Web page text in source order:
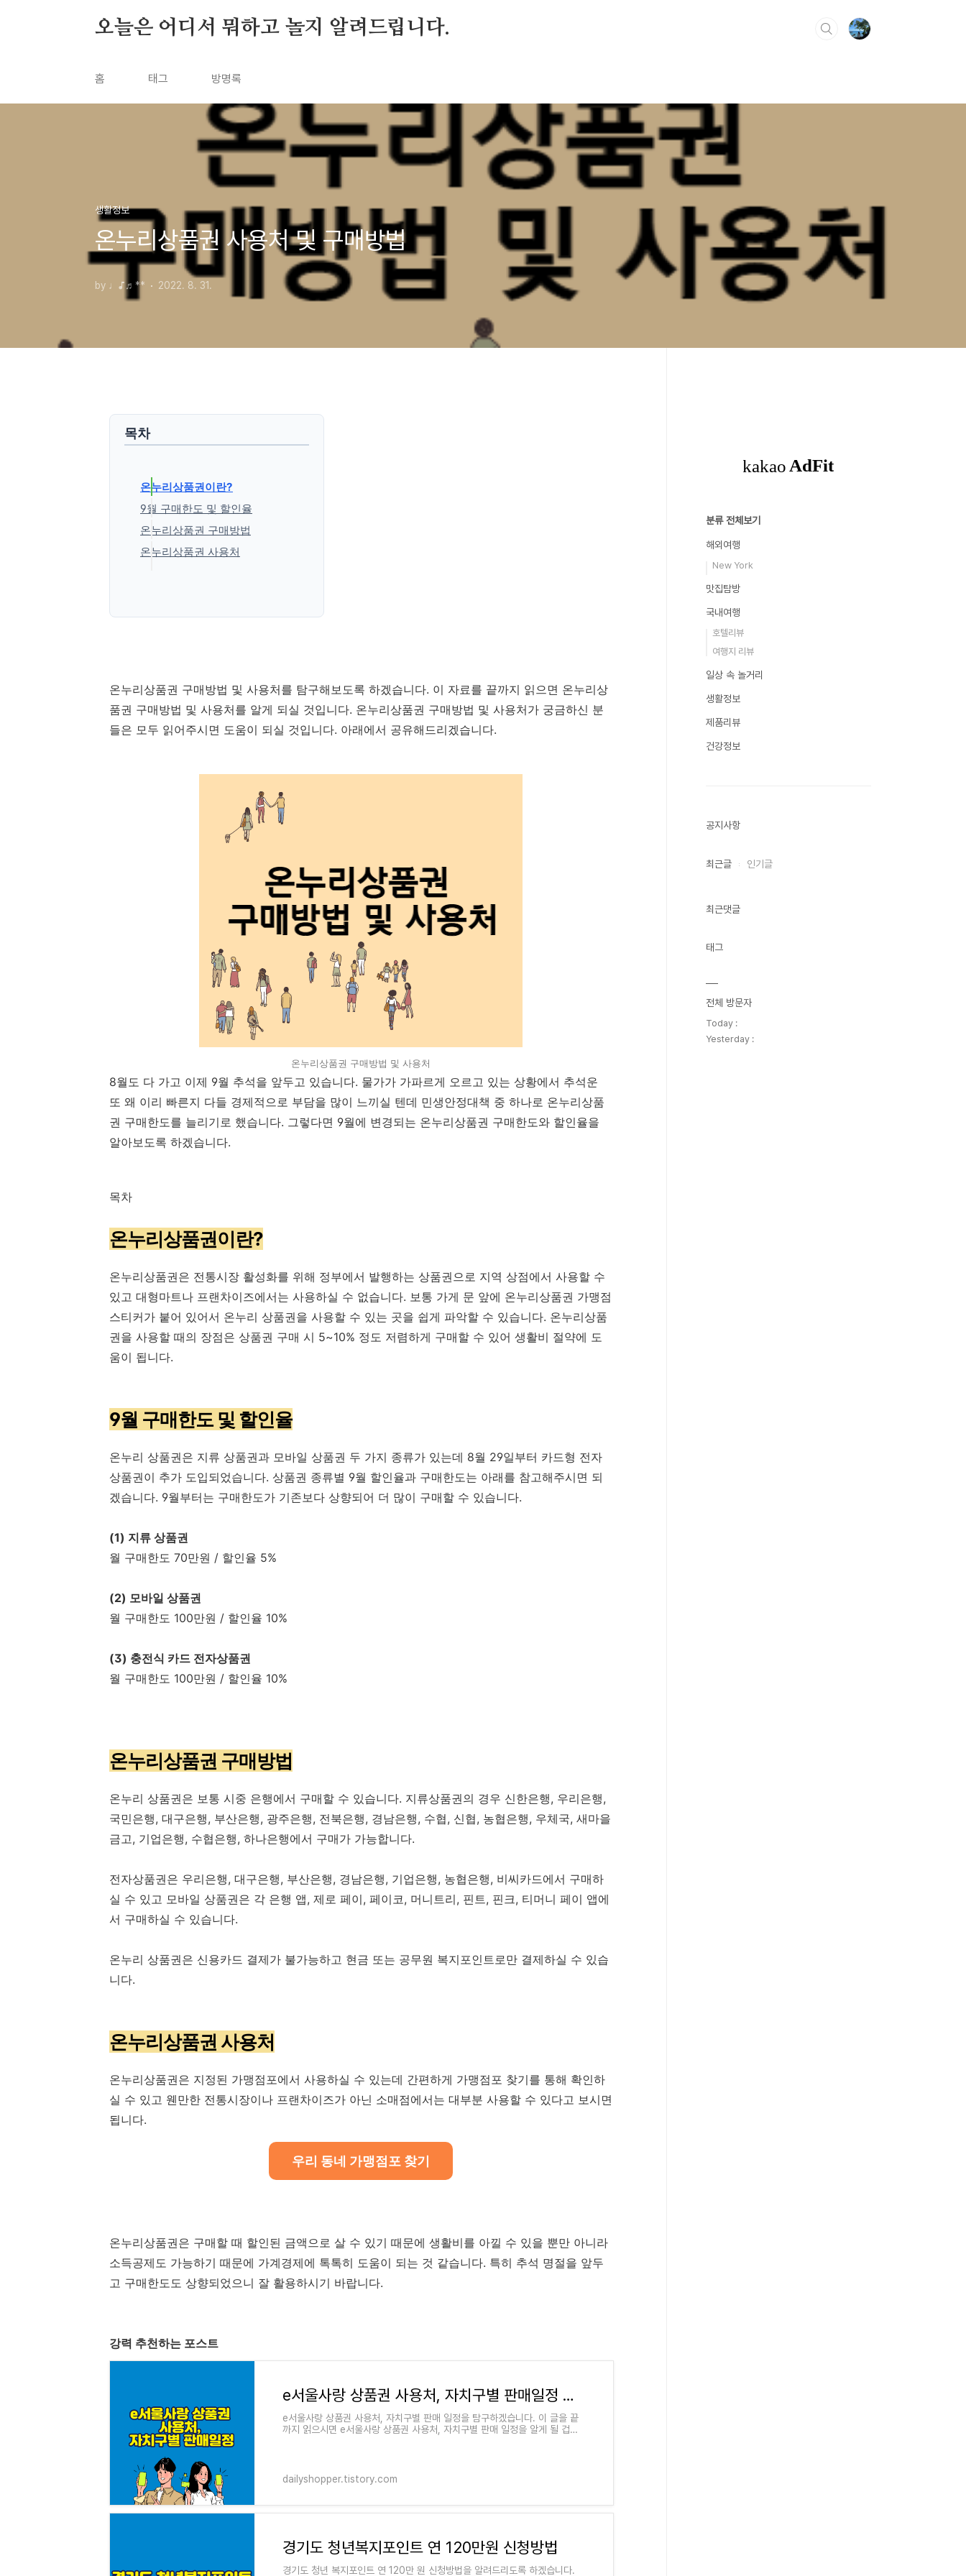
오늘은 어디서 뭐하고 놀지 알려드립니다.
홈 태그 방명록
생활정보
온누리상품권 사용처 및 구매방법
by ♩♪♬** 2022. 8. 31.
목차
온누리상품권이란?
9월 구매한도 및 할인율
온누리상품권 구매방법
온누리상품권 사용처
온누리상품권 구매방법 및 사용처를 탐구해보도록 하겠습니다. 이 자료를 끝까지 읽으면 온누리상
품권 구매방법 및 사용처를 알게 되실 것입니다. 온누리상품권 구매방법 및 사용처가 궁금하신 분
들은 모두 읽어주시면 도움이 되실 것입니다. 아래에서 공유해드리겠습니다.
온누리상품권 구매방법 및 사용처
8월도 다 가고 이제 9월 추석을 앞두고 있습니다. 물가가 가파르게 오르고 있는 상황에서 추석운
또 왜 이리 빠른지 다들 경제적으로 부담을 많이 느끼실 텐데 민생안정대책 중 하나로 온누리상품
권 구매한도를 늘리기로 했습니다. 그렇다면 9월에 변경되는 온누리상품권 구매한도와 할인율을
알아보도록 하겠습니다.
목차
온누리상품권이란?
온누리상품권은 전통시장 활성화를 위해 정부에서 발행하는 상품권으로 지역 상점에서 사용할 수
있고 대형마트나 프랜차이즈에서는 사용하실 수 없습니다. 보통 가게 문 앞에 온누리상품권 가맹점
스티커가 붙어 있어서 온누리 상품권을 사용할 수 있는 곳을 쉽게 파악할 수 있습니다. 온누리상품
권을 사용할 때의 장점은 상품권 구매 시 5~10% 정도 저렴하게 구매할 수 있어 생활비 절약에 도
움이 됩니다.
9월 구매한도 및 할인율
온누리 상품권은 지류 상품권과 모바일 상품권 두 가지 종류가 있는데 8월 29일부터 카드형 전자
상품권이 추가 도입되었습니다. 상품권 종류별 9월 할인율과 구매한도는 아래를 참고해주시면 되
겠습니다. 9월부터는 구매한도가 기존보다 상향되어 더 많이 구매할 수 있습니다.
(1) 지류 상품권
월 구매한도 70만원 / 할인율 5%
(2) 모바일 상품권
월 구매한도 100만원 / 할인율 10%
(3) 충전식 카드 전자상품권
월 구매한도 100만원 / 할인율 10%
온누리상품권 구매방법
온누리 상품권은 보통 시중 은행에서 구매할 수 있습니다. 지류상품권의 경우 신한은행, 우리은행,
국민은행, 대구은행, 부산은행, 광주은행, 전북은행, 경남은행, 수협, 신협, 농협은행, 우체국, 새마을
금고, 기업은행, 수협은행, 하나은행에서 구매가 가능합니다.
전자상품권은 우리은행, 대구은행, 부산은행, 경남은행, 기업은행, 농협은행, 비씨카드에서 구매하
실 수 있고 모바일 상품권은 각 은행 앱, 제로 페이, 페이코, 머니트리, 핀트, 핀크, 티머니 페이 앱에
서 구매하실 수 있습니다.
온누리 상품권은 신용카드 결제가 불가능하고 현금 또는 공무원 복지포인트로만 결제하실 수 있습
니다.
온누리상품권 사용처
온누리상품권은 지정된 가맹점포에서 사용하실 수 있는데 간편하게 가맹점포 찾기를 통해 확인하
실 수 있고 웬만한 전통시장이나 프랜차이즈가 아닌 소매점에서는 대부분 사용할 수 있다고 보시면
됩니다.
우리 동네 가맹점포 찾기
온누리상품권은 구매할 때 할인된 금액으로 살 수 있기 때문에 생활비를 아낄 수 있을 뿐만 아니라
소득공제도 가능하기 때문에 가계경제에 톡톡히 도움이 되는 것 같습니다. 특히 추석 명절을 앞두
고 구매한도도 상향되었으니 잘 활용하시기 바랍니다.
강력 추천하는 포스트
e서울사랑 상품권 사용처, 자치구별 판매일정 안내
e서울사랑 상품권 사용처, 자치구별 판매 일정을 탐구하겠습니다. 이 글을 끝
까지 읽으시면 e서울사랑 상품권 사용처, 자치구별 판매 일정을 알게 될 겁니
dailyshopper.tistory.com
경기도 청년복지포인트 연 120만원 신청방법
경기도 청년 복지포인트 연 120만 원 신청방법을 알려드리도록 하겠습니다.
분류 전체보기
해외여행
New York
맛집탐방
국내여행
호텔리뷰
여행지 리뷰
일상 속 놀거리
생활정보
제품리뷰
건강정보
공지사항
최근글 인기글
최근댓글
태그
전체 방문자
Today :
Yesterday :